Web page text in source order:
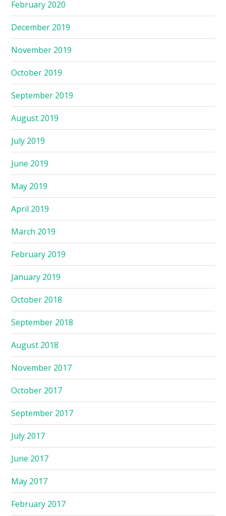
February 2020
December 2019
November 2019
October 2019
September 2019
August 2019
July 2019
June 2019
May 2019
April 2019
March 2019
February 2019
January 2019
October 2018
September 2018
August 2018
November 2017
October 2017
September 2017
July 2017
June 2017
May 2017
February 2017